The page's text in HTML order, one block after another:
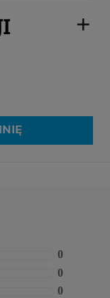
0
0
0